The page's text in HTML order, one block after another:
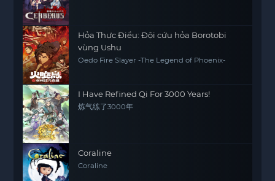
Hỏa Thực Điểu: Đội cứu hỏa Borotobi
vùng Ushu
Oedo Fire Slayer -The Legend of Phoenix-
I Have Refined Qi For 3000 Years!
炼气练了3000年
Coraline
Coraline